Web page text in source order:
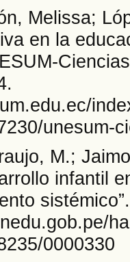
Melissa;
en la
unesum-
M.;
infantil
0000330